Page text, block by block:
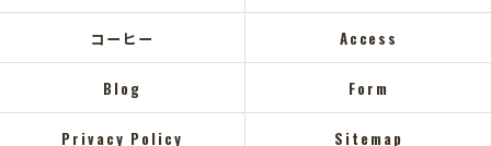
コーヒー Access
Blog Form
Privacy Policy Sitemap